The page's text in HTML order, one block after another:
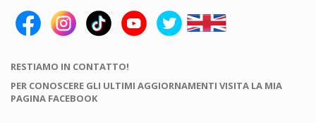
RESTIAMO IN CONTATTO!
PER CONOSCERE GLI ULTIMI AGGIORNAMENTI VISITA LA MIA
PAGINA FACEBOOK